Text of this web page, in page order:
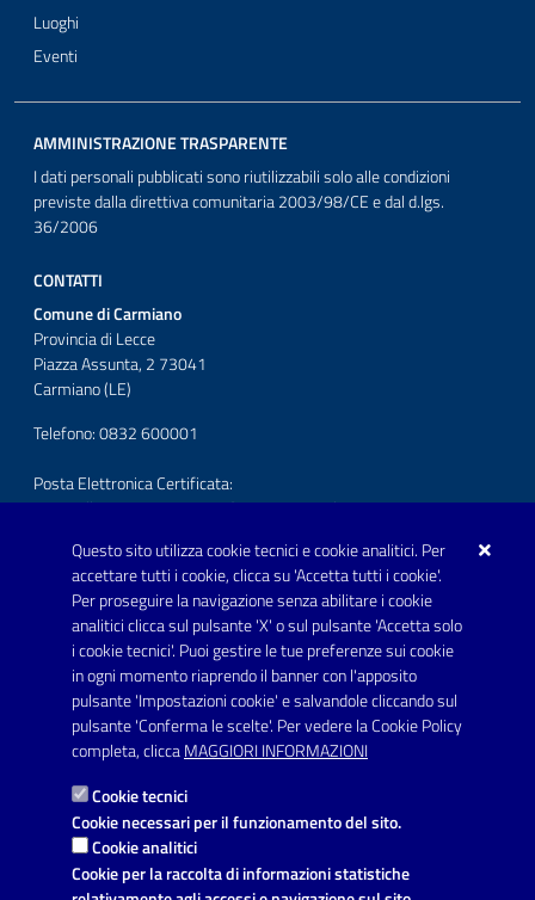
Questo sito utilizza cookie tecnici e cookie analitici. Per
accettare tutti i cookie, clicca su 'Accetta tutti i cookie'.
Per proseguire la navigazione senza abilitare i cookie
analitici clicca sul pulsante 'X' o sul pulsante 'Accetta solo
i cookie tecnici'. Puoi gestire le tue preferenze sui cookie
in ogni momento riaprendo il banner con l'apposito
pulsante 'Impostazioni cookie' e salvandole cliccando sul
pulsante 'Conferma le scelte'. Per vedere la Cookie Policy
completa, cliccaMAGGIORI INFORMAZIONI
Cookie tecnici
Cookie necessari per il funzionamento del sito.
Cookie analitici
Cookie per la raccolta di informazioni statistiche
Luoghi
Eventi
AMMINISTRAZIONE TRASPARENTE
I dati personali pubblicati sono riutilizzabili solo alle condizioni
previste dalla direttiva comunitaria 2003/98/CE e dal d.lgs.
36/2006
CONTATTI
Comune di Carmiano
Provincia di Lecce
Piazza Assunta, 2 73041
Carmiano (LE)
Telefono: 0832 600001
Posta Elettronica Certificata:
protocollo.comunecarmiano@pec.rupar.puglia.it
URP - Ufficio Relazioni con il Pubblico
SEGUICI SU
Youtube
Link utili
Informativa privacy
Dichiarazione di accessibilità
Note legali